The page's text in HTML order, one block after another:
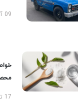
09 آبان 1403
17 تیر 1405